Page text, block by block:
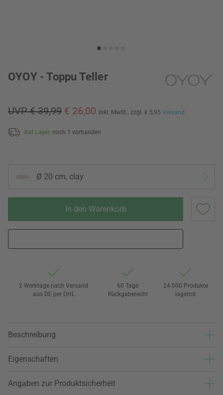
OYOY - Toppu Teller
UVP € 39,99 € 26,00 inkl. MwSt., zzgl. € 5,95 Versand
Auf Lager, noch 1 vorhanden
Ø 20 cm, clay
In den Warenkorb
2 Werktage nach Versand
aus DE per DHL
60 Tage
Rückgaberecht
24.000 Produkte
lagernd
Beschreibung
Eigenschaften
Angaben zur Produktsicherheit